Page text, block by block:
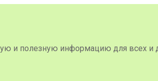
и полезную информацию для всех и